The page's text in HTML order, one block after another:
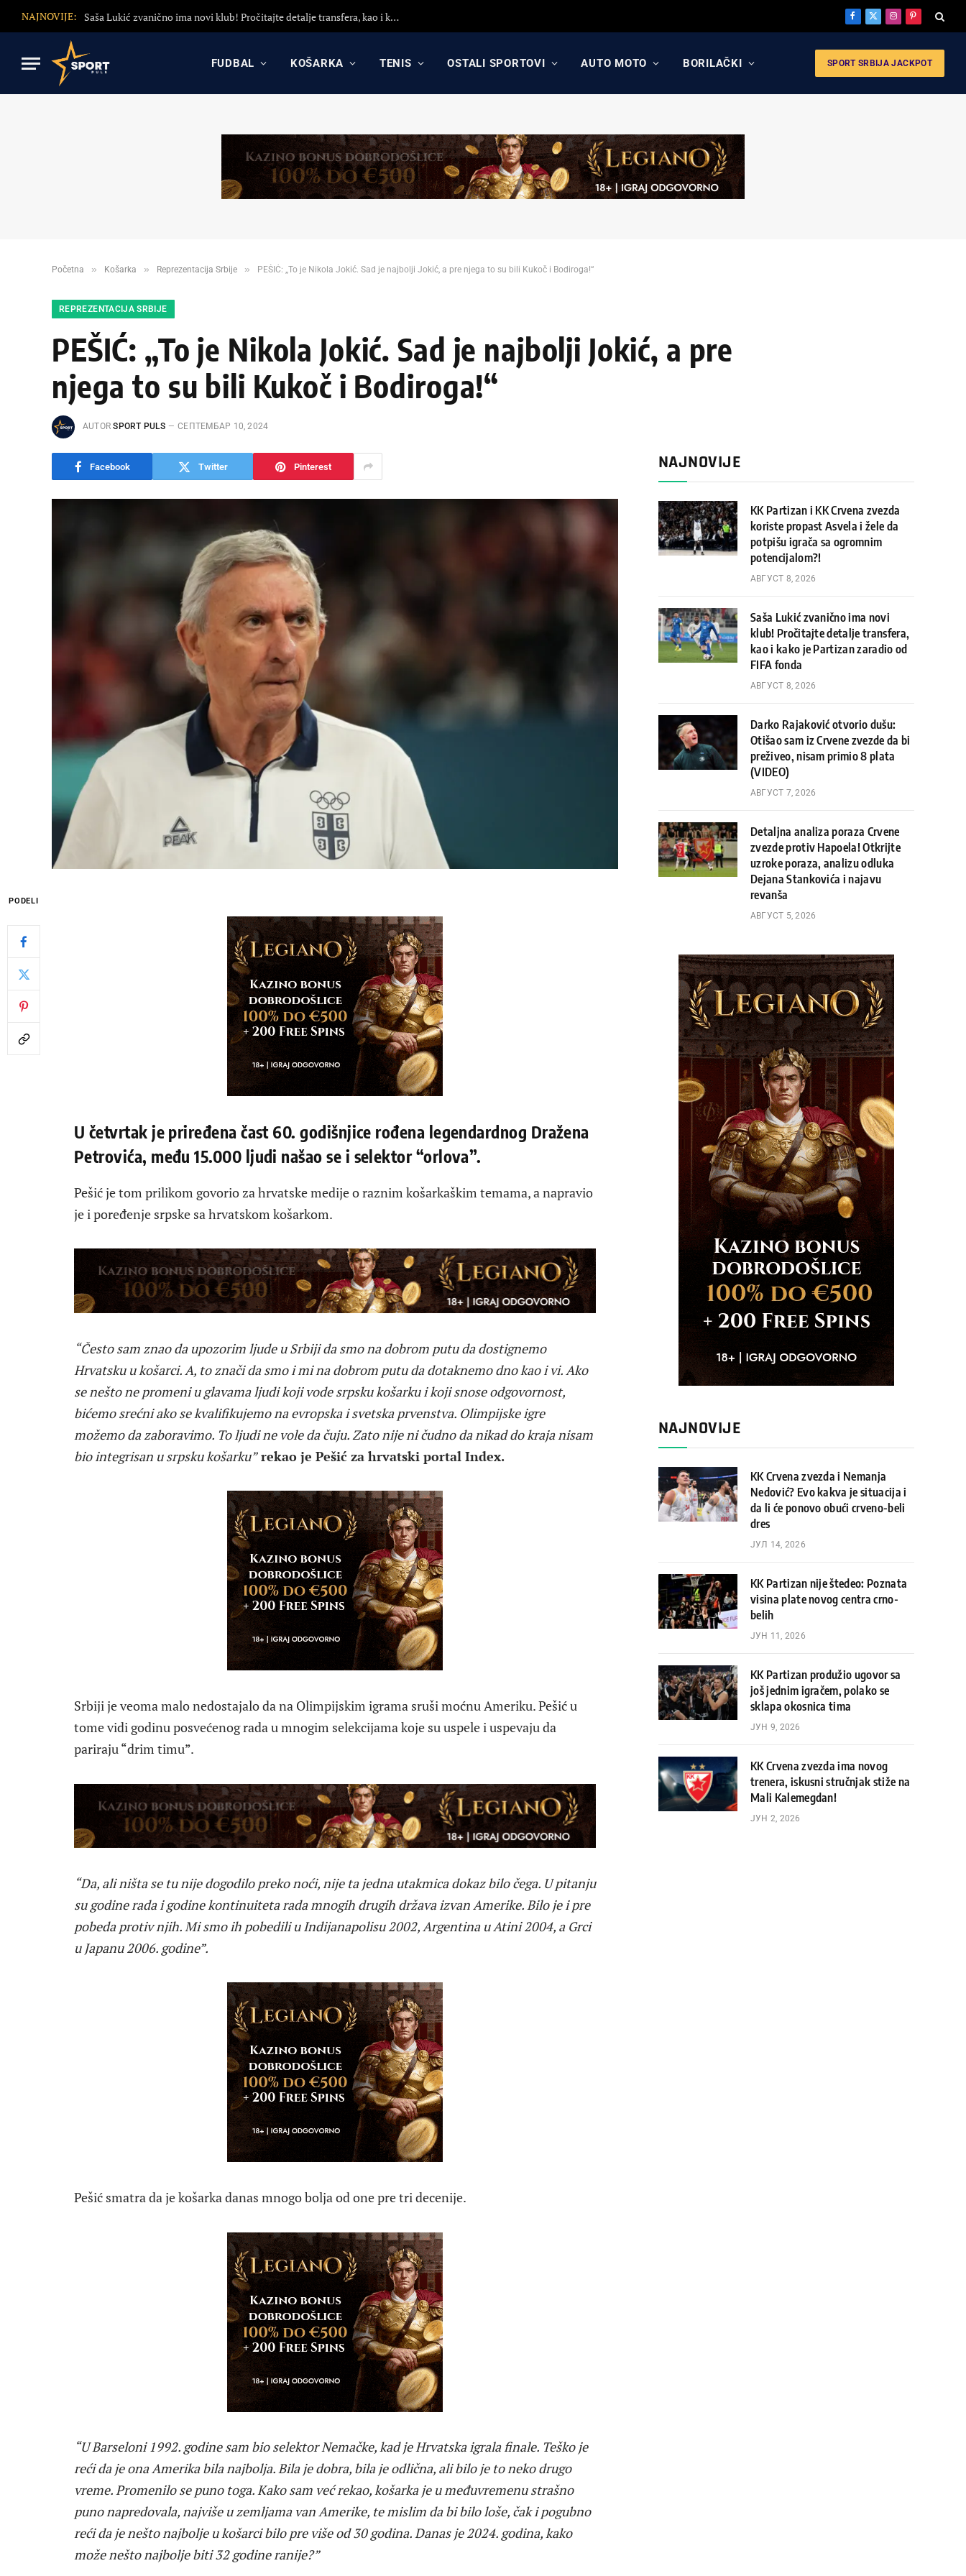
NAJNOVIJE: Saša Lukić zvanično ima novi klub! Pročitajte detalje transfera, kao i kako je Partizan zaradio od FIFA fonda Facebook
X
Instagram
Pinterest
FUDBAL KOŠARKA TENIS OSTALI SPORTOVI AUTO MOTO BORILAČKI SPORT SRBIJA JACKPOT
Početna » Košarka » Reprezentacija Srbije » PEŠIĆ: „To je Nikola Jokić. Sad je najbolji Jokić, a pre njega to su bili Kukoč i Bodiroga!“
REPREZENTACIJA SRBIJE
PEŠIĆ: „To je Nikola Jokić. Sad je najbolji Jokić, a pre
njega to su bili Kukoč i Bodiroga!“
AUTOR SPORT PULS СЕПТЕМБАР 10, 2024
Facebook Twitter Pinterest
PODELI
U četvrtak je priređena čast 60. godišnjice rođena legendardnog Dražena
Petrovića, među 15.000 ljudi našao se i selektor “orlova”.
Pešić je tom prilikom govorio za hrvatske medije o raznim košarkaškim temama, a napravio
je i poređenje srpske sa hrvatskom košarkom.
“Često sam znao da upozorim ljude u Srbiji da smo na dobrom putu da dostignemo
Hrvatsku u košarci. A, to znači da smo i mi na dobrom putu da dotaknemo dno kao i vi. Ako
se nešto ne promeni u glavama ljudi koji vode srpsku košarku i koji snose odgovornost,
bićemo srećni ako se kvalifikujemo na evropska i svetska prvenstva. Olimpijske igre
možemo da zaboravimo. To ljudi ne vole da čuju. Zato nije ni čudno da nikad do kraja nisam
bio integrisan u srpsku košarku”rekao je Pešić za hrvatski portal Index.
Srbiji je veoma malo nedostajalo da na Olimpijskim igrama sruši moćnu Ameriku. Pešić u
tome vidi godinu posvećenog rada u mnogim selekcijama koje su uspele i uspevaju da
pariraju “drim timu”.
“Da, ali ništa se tu nije dogodilo preko noći, nije ta jedna utakmica dokaz bilo čega. U pitanju
su godine rada i godine kontinuiteta rada mnogih drugih država izvan Amerike. Bilo je i pre
pobeda protiv njih. Mi smo ih pobedili u Indijanapolisu 2002, Argentina u Atini 2004, a Grci
u Japanu 2006. godine”.
Pešić smatra da je košarka danas mnogo bolja od one pre tri decenije.
“U Barseloni 1992. godine sam bio selektor Nemačke, kad je Hrvatska igrala finale. Teško je
reći da je ona Amerika bila najbolja. Bila je dobra, bila je odlična, ali bilo je to neko drugo
vreme. Promenilo se puno toga. Kako sam već rekao, košarka je u međuvremenu strašno
puno napredovala, najviše u zemljama van Amerike, te mislim da bi bilo loše, čak i pogubno
reći da je nešto najbolje u košarci bilo pre više od 30 godina. Danas je 2024. godina, kako
može nešto najbolje biti 32 godine ranije?”
NAJNOVIJE
KK Partizan i KK Crvena zvezda
koriste propast Asvela i žele da
potpišu igrača sa ogromnim
potencijalom?!
АВГУСТ 8, 2026
Saša Lukić zvanično ima novi
klub! Pročitajte detalje transfera,
kao i kako je Partizan zaradio od
FIFA fonda
АВГУСТ 8, 2026
Darko Rajaković otvorio dušu:
Otišao sam iz Crvene zvezde da bi
preživeo, nisam primio 8 plata
(VIDEO)
АВГУСТ 7, 2026
Detaljna analiza poraza Crvene
zvezde protiv Hapoela! Otkrijte
uzroke poraza, analizu odluka
Dejana Stankovića i najavu
revanša
АВГУСТ 5, 2026
NAJNOVIJE
KK Crvena zvezda i Nemanja
Nedović? Evo kakva je situacija i
da li će ponovo obući crveno-beli
dres
ЈУЛ 14, 2026
KK Partizan nije štedeo: Poznata
visina plate novog centra crno-
belih
ЈУН 11, 2026
KK Partizan produžio ugovor sa
još jednim igračem, polako se
sklapa okosnica tima
ЈУН 9, 2026
KK Crvena zvezda ima novog
trenera, iskusni stručnjak stiže na
Mali Kalemegdan!
ЈУН 2, 2026